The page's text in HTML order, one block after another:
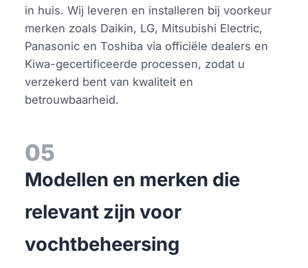
in huis. Wij leveren en installeren bij voorkeur
merken zoals Daikin, LG, Mitsubishi Electric,
Panasonic en Toshiba via officiële dealers en
Kiwa-gecertificeerde processen, zodat u
verzekerd bent van kwaliteit en
betrouwbaarheid.
05
Modellen en merken die
relevant zijn voor
vochtbeheersing